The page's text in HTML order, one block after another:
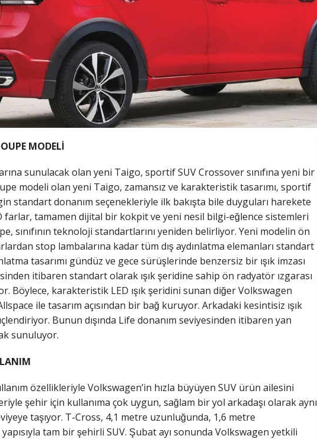
MODELİ
sunulacak olan yeni Taigo, sportif SUV Crossover sınıfına yeni bir
modeli olan yeni Taigo, zamansız ve karakteristik tasarımı, sportif
standart donanım seçenekleriyle ilk bakışta bile duyguları harekete
farlar, tamamen dijital bir kokpit ve yeni nesil bilgi-eğlence sistemleri
sınıfının teknoloji standartlarını yeniden belirliyor. Yeni modelin ön
stop lambalarına kadar tüm dış aydınlatma elemanları standart
tasarımı gündüz ve gece sürüşlerinde benzersiz bir ışık imzası
itibaren standart olarak ışık şeridine sahip ön radyatör ızgarası
Böylece, karakteristik LED ışık şeridini sunan diğer Volkswagen
ile tasarım açısından bir bağ kuruyor. Arkadaki kesintisiz ışık
Bunun dışında Life donanım seviyesinden itibaren yan
sunuluyor.
özellikleriyle Volkswagen’in hızla büyüyen SUV ürün ailesini
şehir için kullanıma çok uygun, sağlam bir yol arkadaşı olarak aynı
taşıyor. T-Cross, 4,1 metre uzunluğunda, 1,6 metre
tam bir şehirli SUV. Şubat ayı sonunda Volkswagen yetkili